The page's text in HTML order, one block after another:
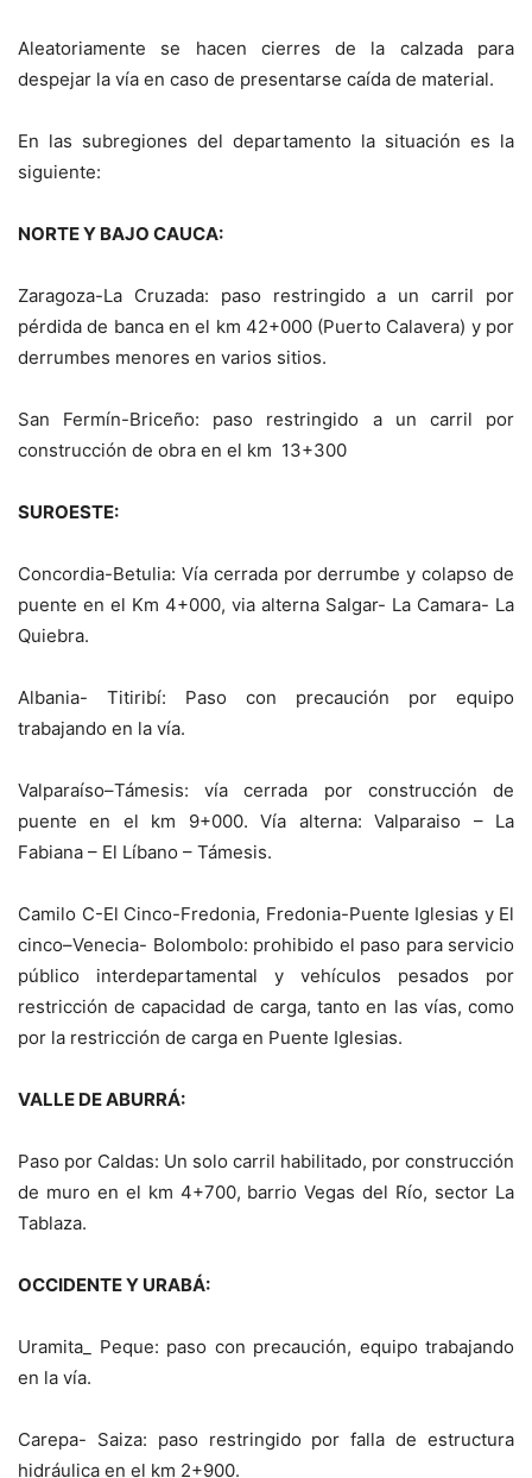
Aleatoriamente se hacen cierres de la calzada para
despejar la vía en caso de presentarse caída de material.
En las subregiones del departamento la situación es la
siguiente:
NORTE Y BAJO CAUCA:
Zaragoza-La Cruzada: paso restringido a un carril por
pérdida de banca en el km 42+000 (Puerto Calavera) y por
derrumbes menores en varios sitios.
San Fermín-Briceño: paso restringido a un carril por
construcción de obra en el km 13+300
SUROESTE:
Concordia-Betulia: Vía cerrada por derrumbe y colapso de
puente en el Km 4+000, via alterna Salgar- La Camara- La
Quiebra.
Albania- Titiribí: Paso con precaución por equipo
trabajando en la vía.
Valparaíso–Támesis: vía cerrada por construcción de
puente en el km 9+000. Vía alterna: Valparaiso – La
Fabiana – El Líbano – Támesis.
Camilo C-El Cinco-Fredonia, Fredonia-Puente Iglesias y El
cinco–Venecia- Bolombolo: prohibido el paso para servicio
público interdepartamental y vehículos pesados por
restricción de capacidad de carga, tanto en las vías, como
por la restricción de carga en Puente Iglesias.
VALLE DE ABURRÁ:
Paso por Caldas: Un solo carril habilitado, por construcción
de muro en el km 4+700, barrio Vegas del Río, sector La
Tablaza.
OCCIDENTE Y URABÁ:
Uramita_ Peque: paso con precaución, equipo trabajando
en la vía.
Carepa- Saiza: paso restringido por falla de estructura
hidráulica en el km 2+900.